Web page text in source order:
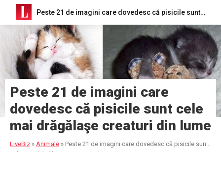
Peste 21 de imagini care dovedesc că pisicile sunt cele mai drăgălaşe creaturi din lume
Peste 21 de imagini care
dovedesc că pisicile sunt cele
mai drăgălaşe creaturi din lume
LiveBiz » Animale » Peste 21 de imagini care dovedesc că pisicile sunt
cele mai drăgălaşe creaturi din lume